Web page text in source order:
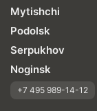
Mytishchi
Podolsk
Serpukhov
Noginsk
+7 495 989-14-12